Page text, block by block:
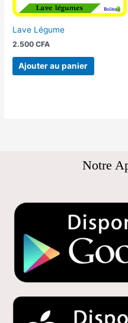
Lave Légume
2.500CFA
Ajouter au panier
Notre